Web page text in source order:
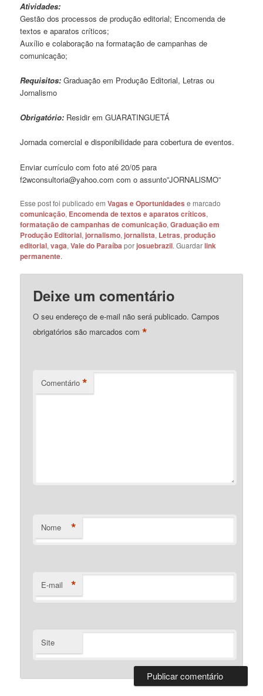
Atividades:
Gestão dos processos de produção editorial; Encomenda de
textos e aparatos críticos;
Auxílio e colaboração na formatação de campanhas de
comunicação;
Requisitos: Graduação em Produção Editorial, Letras ou
Jornalismo
Obrigatório: Residir em GUARATINGUETÁ
Jornada comercial e disponibilidade para cobertura de eventos.
Enviar currículo com foto até 20/05 para
f2wconsultoria@yahoo.com com o assunto”JORNALlSMO”
Esse post foi publicado emVagas e Oportunidades e marcado
comunicação, Encomenda de textos e aparatos críticos,
formatação de campanhas de comunicação,Graduação em
Produção Editorial,jornalismo,jornalista, Letras,produção
editorial,vaga,Vale do Paraíba porjosuebrazil. Guardarlink
permanente.
Deixe um comentário
O seu endereço de e-mail não será publicado. Campos
obrigatórios são marcados com*
Comentário *
Nome *
E-mail *
Site